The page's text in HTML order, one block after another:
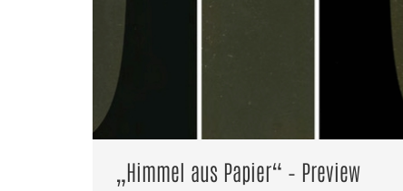
„Himmel aus Papier“ – Preview